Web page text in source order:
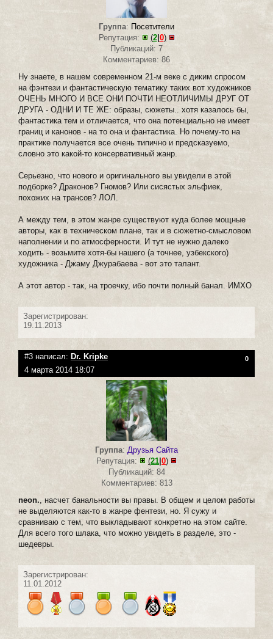
Группа: Посетители
Репутация:
(2| 0)
Публикаций: 7
Комментариев: 86
Ну знаете, в нашем современном 21-м веке с диким спросом
на фэнтези и фантастическую тематику таких вот художников
ОЧЕНЬ МНОГО И ВСЕ ОНИ ПОЧТИ НЕОТЛИЧИМЫ ДРУГ ОТ
ДРУГА - ОДНИ И ТЕ ЖЕ: образы, сюжеты.. хотя казалось бы,
фантастика тем и отличается, что она потенциально не имеет
границ и канонов - на то она и фантастика. Но почему-то на
практике получается все очень типично и предсказуемо,
словно это какой-то консервативный жанр.
Серьезно, что нового и оригинального вы увидели в этой
подборке? Драконов? Гномов? Или сисястых эльфиек,
похожих на трансов? ЛОЛ.
А между тем, в этом жанре существуют куда более мощные
авторы, как в техническом плане, так и в сюжетно-смысловом
наполнении и по атмосферности. И тут не нужно далеко
ходить - возьмите хотя-бы нашего (а точнее, узбекского)
художника - Джаму Джурабаева - вот это талант.
А этот автор - так, на троечку, ибо почти полный банал. ИМХО
Зарегистрирован:
19.11.2013
#3 написал: Dr. Kripke 0
4 марта 2014 18:07
Группа: Друзья Сайта
Репутация:
(21 0)
Публикаций: 84
Комментариев: 813
neon., насчет банальности вы правы. В общем и целом работы
не выделяются как-то в жанре фентези, но. Я сужу и
сравниваю с тем, что выкладывают конкретно на этом сайте.
Для всего того шлака, что можно увидеть в разделе, это -
шедевры.
Зарегистрирован:
11.01.2012